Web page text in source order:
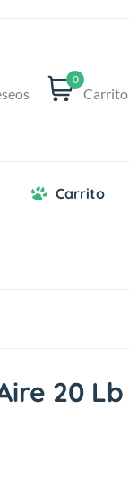
0
Carrito
Carrito
20 Lb